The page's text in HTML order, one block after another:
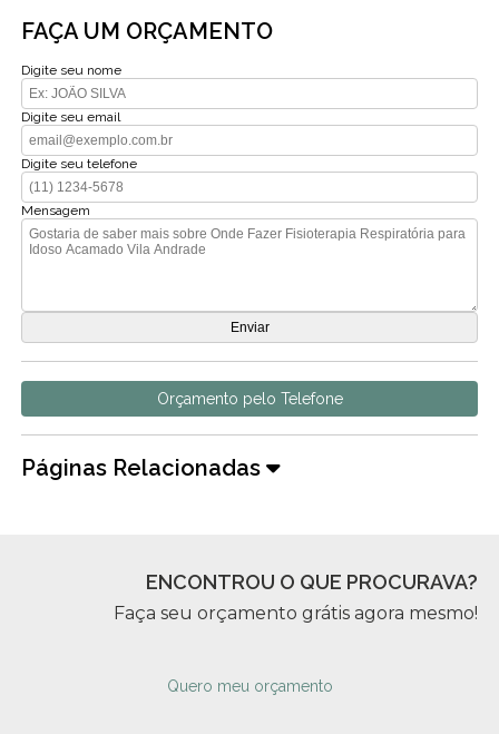
FAÇA UM ORÇAMENTO
Digite seu nome
Digite seu email
Digite seu telefone
Mensagem
Orçamento pelo Telefone
Páginas Relacionadas
ENCONTROU O QUE PROCURAVA?
Faça seu orçamento grátis agora mesmo!
Quero meu orçamento